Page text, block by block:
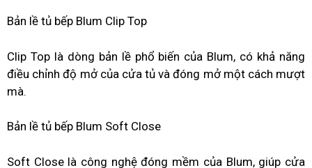
Bản lề tủ bếp Blum Clip Top
Clip Top là dòng bản lề phổ biến của Blum, có khả năng
điều chỉnh độ mở của cửa tủ và đóng mở một cách mượt
mà.
Bản lề tủ bếp Blum Soft Close
Soft Close là công nghệ đóng mềm của Blum, giúp cửa